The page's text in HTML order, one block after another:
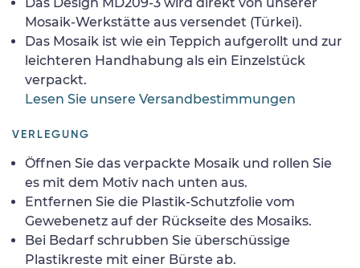
Mosaik-Werkstätte aus versendet (Türkei).
Das Mosaik ist wie ein Teppich aufgerollt und zur
leichteren Handhabung als ein Einzelstück
verpackt.
Lesen Sie unsere Versandbestimmungen
VERLEGUNG
Öffnen Sie das verpackte Mosaik und rollen Sie
es mit dem Motiv nach unten aus.
Entfernen Sie die Plastik-Schutzfolie vom
Gewebenetz auf der Rückseite des Mosaiks.
Bei Bedarf schrubben Sie überschüssige
Plastikreste mit einer Bürste ab.